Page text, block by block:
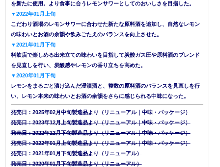
を新たに使用。より食事に合うレモンサワーとしてのおいしさを目指した。
▼2022年01月上旬
こだわり酒場のレモンサワーに合わせた新たな原料酒を追加し、自然なレモン
の味わいとお酒の余韻や飲みごたえのバランスを向上させた。
▼2021年01月下旬
料飲店で楽しめる出来立ての味わいを目指して炭酸ガス圧や原料酒のブレンド
を見直しを行い、炭酸感やレモンの香り立ちを高めた。
▼2020年01月下旬
レモンをまるごと漬け込んだ浸漬酒と、複数の原料酒のバランスを見直しを行
い、レモン本来の味わいとお酒の余韻をさらに感じられる中味になった。
発売日：2025年02月中旬製造品より（リニューアル｜中味・パッケージ）
発売日：2023年12月上旬製造品より（リニューアル｜中味・パッケージ）
発売日：2022年12月下旬製造品より（リニューアル｜中味・パッケージ）
発売日：2022年01月上旬製造品より（リニューアル｜中味・パッケージ）
発売日：2021年01月下旬製造品より（リニューアル）
発売日：2020年01月下旬製造品より（リニューアル）